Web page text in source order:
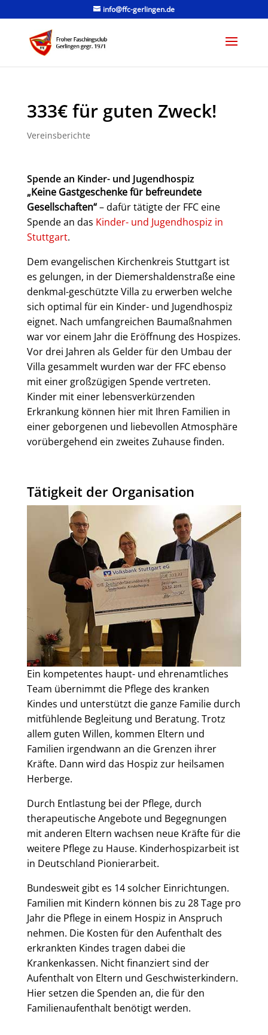
info@ffc-gerlingen.de
333€ für guten Zweck!
Vereinsberichte
Spende an Kinder- und Jugendhospiz
„Keine Gastgeschenke für befreundete
Gesellschaften“– dafür tätigte der FFC eine
Spende an das Kinder- und Jugendhospiz in
Stuttgart.
Dem evangelischen Kirchenkreis Stuttgart ist
es gelungen, in der Diemershaldenstraße eine
denkmal-geschützte Villa zu erwerben welche
sich optimal für ein Kinder- und Jugendhospiz
eignet. Nach umfangreichen Baumaßnahmen
war vor einem Jahr die Eröffnung des Hospizes.
Vor drei Jahren als Gelder für den Umbau der
Villa gesammelt wurden war der FFC ebenso
mit einer großzügigen Spende vertreten.
Kinder mit einer lebensverkürzenden
Erkrankung können hier mit Ihren Familien in
einer geborgenen und liebevollen Atmosphäre
vorübergehend ein zweites Zuhause finden.
Tätigkeit der Organisation
Ein kompetentes haupt- und ehrenamtliches
Team übernimmt die Pflege des kranken
Kindes und unterstützt die ganze Familie durch
mitfühlende Begleitung und Beratung. Trotz
allem guten Willen, kommen Eltern und
Familien irgendwann an die Grenzen ihrer
Kräfte. Dann wird das Hospiz zur heilsamen
Herberge.
Durch Entlastung bei der Pflege, durch
therapeutische Angebote und Begegnungen
mit anderen Eltern wachsen neue Kräfte für die
weitere Pflege zu Hause. Kinderhospizarbeit ist
in Deutschland Pionierarbeit.
Bundesweit gibt es 14 solcher Einrichtungen.
Familien mit Kindern können bis zu 28 Tage pro
Jahr die Pflege in einem Hospiz in Anspruch
nehmen. Die Kosten für den Aufenthalt des
erkrankten Kindes tragen dabei die
Krankenkassen. Nicht finanziert sind der
Aufenthalt von Eltern und Geschwisterkindern.
Hier setzen die Spenden an, die für den
Familienaufenthalt benötigt werden.